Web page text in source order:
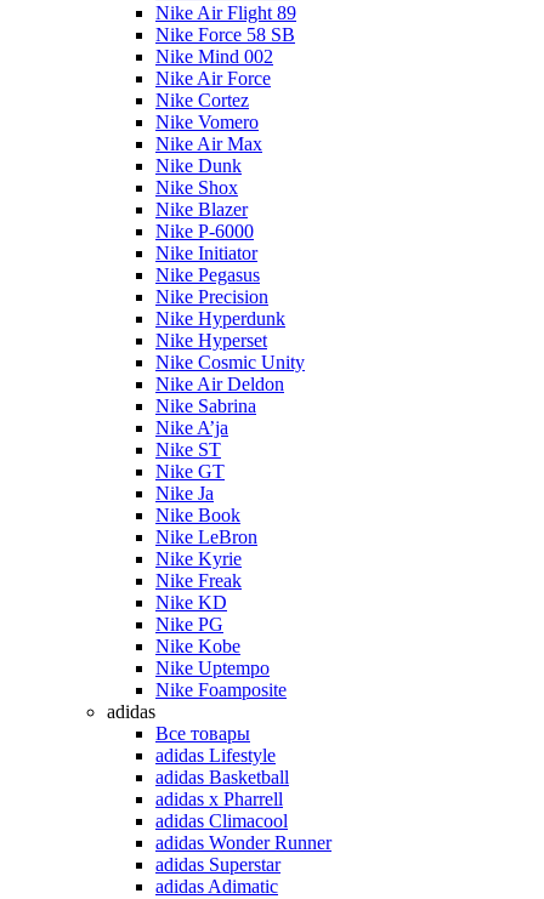
Nike Air Flight 89
Nike Force 58 SB
Nike Mind 002
Nike Air Force
Nike Cortez
Nike Vomero
Nike Air Max
Nike Dunk
Nike Shox
Nike Blazer
Nike P-6000
Nike Initiator
Nike Pegasus
Nike Precision
Nike Hyperdunk
Nike Hyperset
Nike Cosmic Unity
Nike Air Deldon
Nike Sabrina
Nike A’ja
Nike ST
Nike GT
Nike Ja
Nike Book
Nike LeBron
Nike Kyrie
Nike Freak
Nike KD
Nike PG
Nike Kobe
Nike Uptempo
Nike Foamposite
adidas
Все товары
adidas Lifestyle
adidas Basketball
adidas x Pharrell
adidas Climacool
adidas Wonder Runner
adidas Superstar
adidas Adimatic